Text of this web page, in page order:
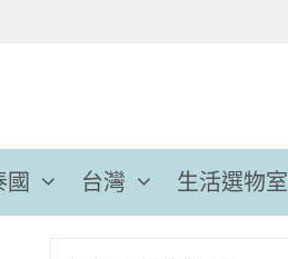
國 台灣 生活選物室